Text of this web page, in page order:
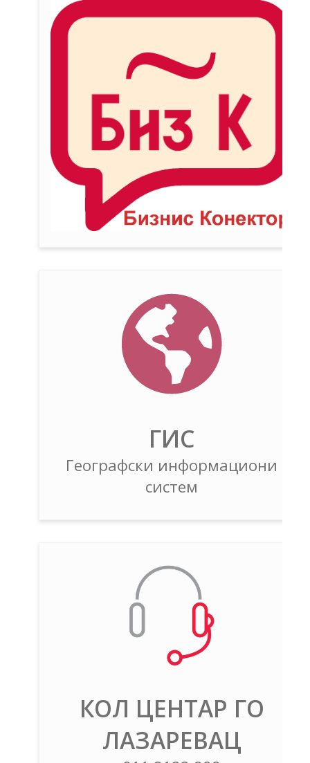
ГИС
Географски информациони
систем
КОЛ ЦЕНТАР ГО
ЛАЗАРЕВАЦ